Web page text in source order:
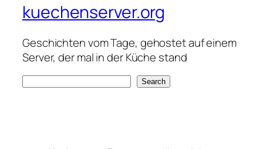
kuechenserver.org
Geschichten vom Tage, gehostet auf einem
Server, der mal in der Küche stand
Search